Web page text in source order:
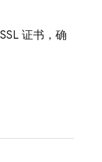
证书，确